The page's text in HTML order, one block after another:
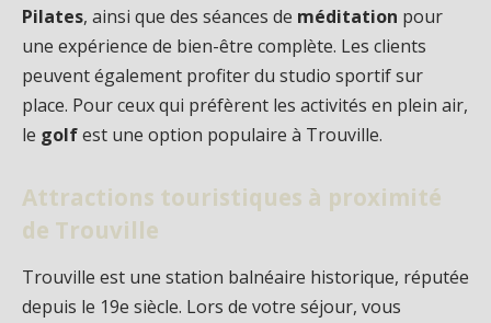
Pilates, ainsi que des séances de méditation pour
une expérience de bien-être complète. Les clients
peuvent également profiter du studio sportif sur
place. Pour ceux qui préfèrent les activités en plein air,
le golfest une option populaire à Trouville.
Attractions touristiques à proximité
de Trouville
Trouville est une station balnéaire historique, réputée
depuis le 19e siècle. Lors de votre séjour, vous